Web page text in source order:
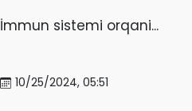
İmmun sistemi orqani...
10/25/2024, 05:51